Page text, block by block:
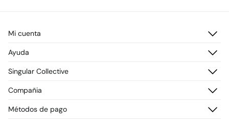
Mi cuenta
Registrarme
Direcciones de envío
Ayuda
Preguntas frecuentes
Envío
Promociones vigentes
Singular Collective
¡Únete!
Compañia
Métodos de pago